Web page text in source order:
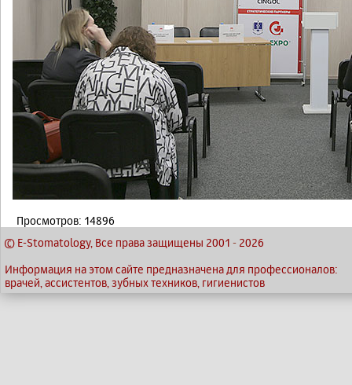
Просмотров: 14896
© E-Stomatology, Все права защищены 2001 - 2026
Информация на этом сайте предназначена для профессионалов:
врачей, ассистентов, зубных техников, гигиенистов